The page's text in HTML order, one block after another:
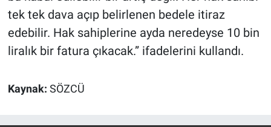
tek tek dava açıp belirlenen bedele itiraz
edebilir. Hak sahiplerine ayda neredeyse 10 bin
liralık bir fatura çıkacak.” ifadelerini kullandı.
Kaynak: SÖZCÜ